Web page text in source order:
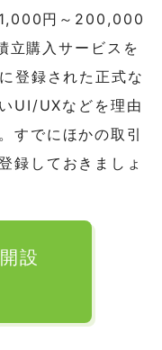
1,000円～200,000
購入サービスを
登録された正式な
UI/UXなどを理由
すでにほかの取引
録しておきましょ
設